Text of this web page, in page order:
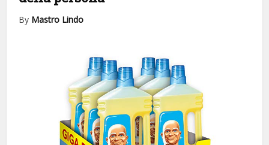
By Mastro Lindo